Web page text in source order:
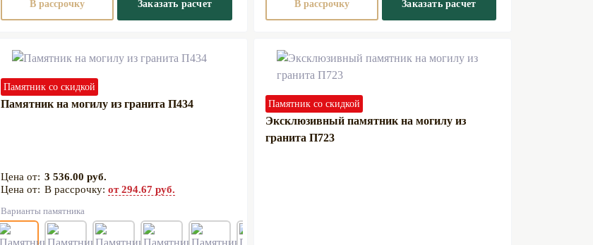
В рассрочку Заказать расчет В рассрочку Заказать расчет
Памятник со скидкой
Памятник на могилу из гранита П434
3 536.00 руб.
В рассрочку:от 294.67 руб.
Варианты памятника
Памятник со скидкой
Эксклюзивный памятник на могилу из
гранита П723